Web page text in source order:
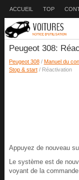
ACCUEIL TOP
Peugeot 308:
Peugeot 308/ Manuel du
Stop & start/ Réactivation
Appuyez de nouveau
Le système est de
voyant de la